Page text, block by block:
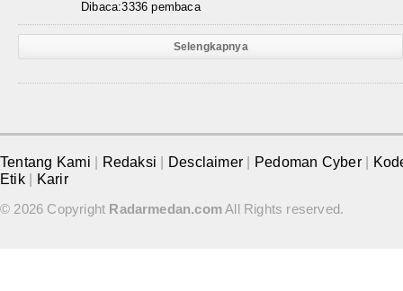
Dibaca:3336 pembaca
Selengkapnya
Tentang Kami Redaksi Desclaimer Pedoman Cyber
Etik
Karir
© 2026 Copyright Radarmedan.comAll Rights reserved.